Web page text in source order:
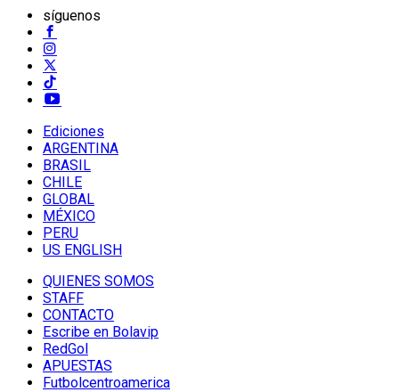
síguenos
Ediciones
ARGENTINA
BRASIL
CHILE
GLOBAL
MÉXICO
PERU
US ENGLISH
QUIENES SOMOS
STAFF
CONTACTO
Escribe en Bolavip
RedGol
APUESTAS
Futbolcentroamerica